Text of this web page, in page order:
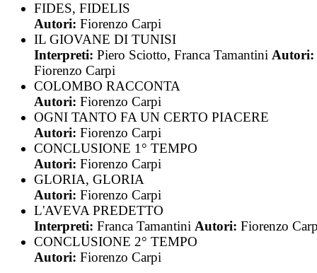
FIDES, FIDELIS
Autori: Fiorenzo Carpi
IL GIOVANE DI TUNISI
Interpreti: Piero Sciotto, Franca Tamantini Autori:
Fiorenzo Carpi
COLOMBO RACCONTA
Autori: Fiorenzo Carpi
OGNI TANTO FA UN CERTO PIACERE
Autori: Fiorenzo Carpi
CONCLUSIONE 1° TEMPO
Autori: Fiorenzo Carpi
GLORIA, GLORIA
Autori: Fiorenzo Carpi
L'AVEVA PREDETTO
Interpreti: Franca Tamantini Autori: Fiorenzo
CONCLUSIONE 2° TEMPO
Autori: Fiorenzo Carpi